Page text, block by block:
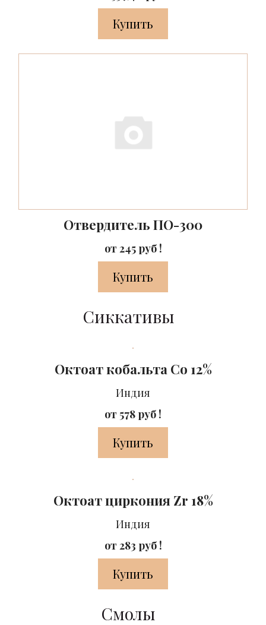
Купить
Отвердитель ПО-300
от 245 руб !
Купить
Сиккативы
Октоат кобальта Co 12%
Индия
от 578 руб !
Купить
Октоат циркония Zr 18%
Индия
от 283 руб !
Купить
Смолы